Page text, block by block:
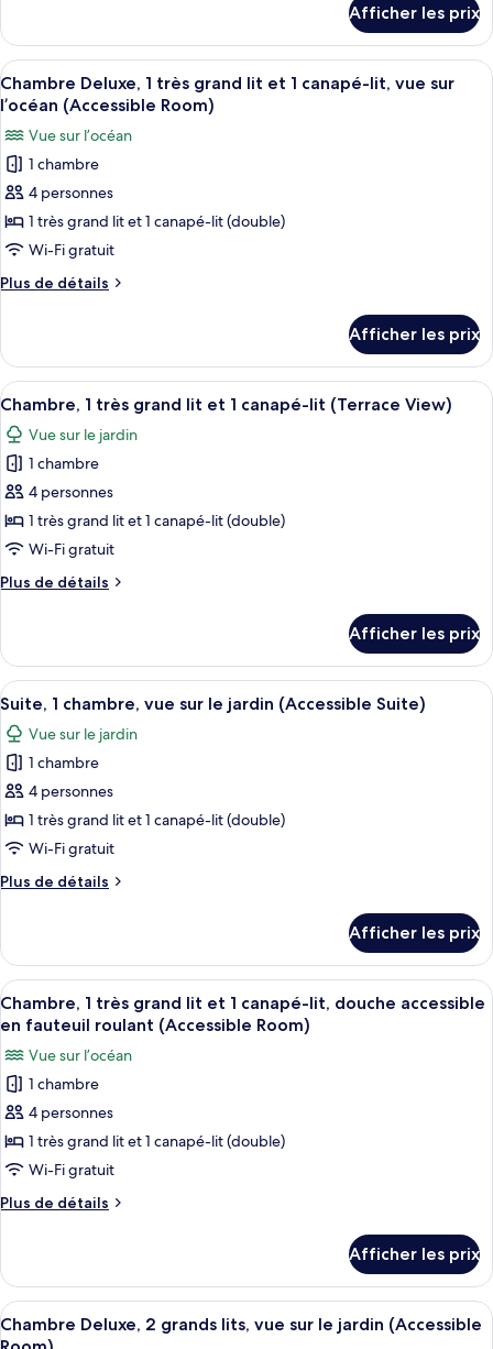
Room)
1
très
grand
lit
et
canapé-
lit,
vue
sur
l’océan
Chambre
Deluxe,
1
très
lit
et
canapé-
lit,
sur
l’océan
(Accessible
Afficher les prix
Afficher
toutes
photos
pour
ce
type
de
chambre :
Chambre
1
très
grand
lit
et
canapé-
lit,
vue
sur
Room)
Une chambre d’hôtel comprenant
3
Chambre Deluxe, 1 très grand lit et 1 canapé-lit, vue sur
l’océan (Accessible Room)
Vue sur l’océan
1 chambre
4 personnes
1 très grand lit et 1 canapé-lit (double)
Wi-Fi gratuit
Plus de détails
Plus
Chambre
Deluxe,
1
grand
lit
canapé-
lit,
vue
sur
Afficher les prix
Afficher
toutes
les
photos
pour
ce
type
chambre :
très
grand
lit
et
canapé-
lit
(Terrace
View)
Une chambre d’hôtel comprenant
3
Chambre, 1 très grand lit et 1 canapé-lit (Terrace View)
Vue sur le jardin
1 chambre
4 personnes
1 très grand lit et 1 canapé-lit (double)
Wi-Fi gratuit
Plus de détails
Plus
Chambre,
très
lit
et
canapé-
lit
(Terrace
View)
Afficher les prix
Afficher
toutes
les
photos
pour
ce
type
chambre :
chambre,
vue
sur
le
jardin
(Accessible
Suite)
Une chambre d’hôtel équipée d’un
4
Suite, 1 chambre, vue sur le jardin (Accessible Suite)
Vue sur le jardin
1 chambre
4 personnes
1 très grand lit et 1 canapé-lit (double)
Wi-Fi gratuit
Plus de détails
Plus
Suite,
chambre,
vue
le
jardin
(Accessible
Suite)
Afficher les prix
Afficher
toutes
photos
pour
ce
type
de
chambre :
Chambre,
très
grand
lit
Une chambre d’hôtel comprenant
3
Chambre, 1 très grand lit et 1 canapé-lit, douche accessible
en fauteuil roulant (Accessible Room)
Vue sur l’océan
1 chambre
4 personnes
1 très grand lit et 1 canapé-lit (double)
Wi-Fi gratuit
Plus de détails
Plus
Chambre,
très
grand
Afficher les prix
Afficher
toutes
Une chambre d’hôtel avec deux
3
Chambre Deluxe, 2 grands lits, vue sur le jardin (Accessible